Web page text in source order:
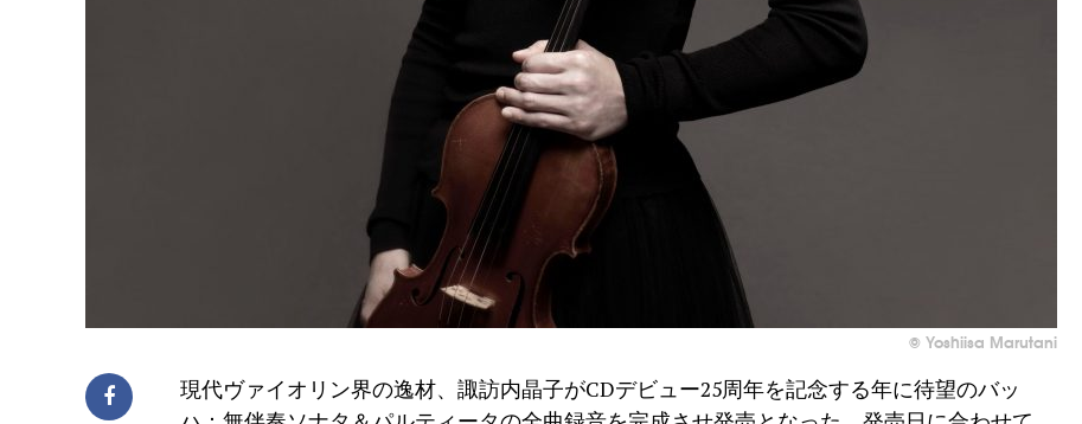
© Yoshiisa Marutani
現代ヴァイオリン界の逸材、諏訪内晶子がCDデビュー25周年を記念する年に待望のバッ